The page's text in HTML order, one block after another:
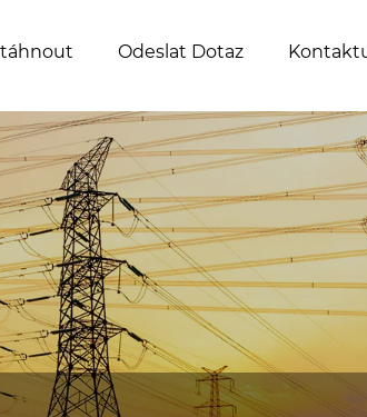
Odeslat Dotaz